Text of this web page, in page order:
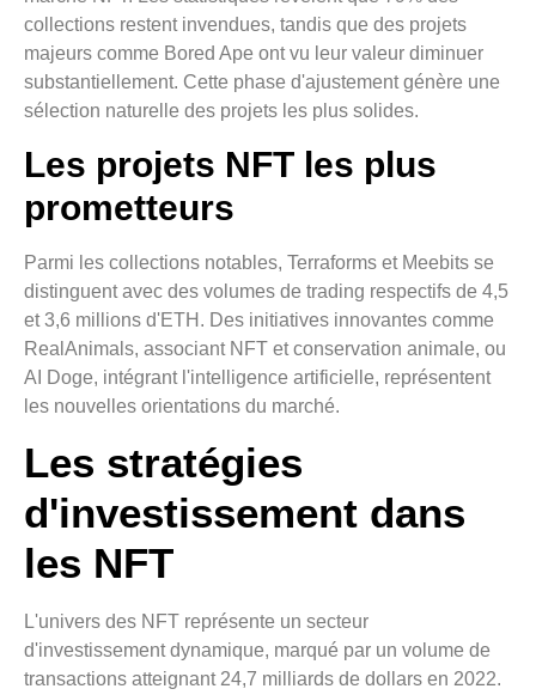
collections restent invendues, tandis que des projets
majeurs comme Bored Ape ont vu leur valeur diminuer
substantiellement. Cette phase d'ajustement génère une
sélection naturelle des projets les plus solides.
Les projets NFT les plus
prometteurs
Parmi les collections notables, Terraforms et Meebits se
distinguent avec des volumes de trading respectifs de 4,5
et 3,6 millions d'ETH. Des initiatives innovantes comme
RealAnimals, associant NFT et conservation animale, ou
AI Doge, intégrant l'intelligence artificielle, représentent
les nouvelles orientations du marché.
Les stratégies
d'investissement dans
les NFT
L'univers des NFT représente un secteur
d'investissement dynamique, marqué par un volume de
transactions atteignant 24,7 milliards de dollars en 2022.